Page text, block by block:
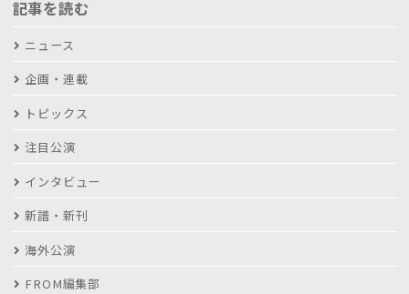
記事を読む
ニュース
企画・連載
トピックス
注目公演
インタビュー
新譜・新刊
海外公演
FROM編集部